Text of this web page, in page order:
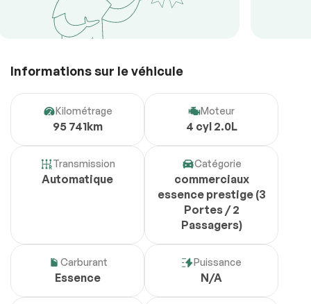
Informations sur le véhicule
Kilométrage
95 741km
Moteur
4 cyl 2.0L
Transmission
Automatique
Catégorie
commerciaux
essence prestige (3
Portes / 2
Passagers)
Carburant
Essence
Puissance
N/A